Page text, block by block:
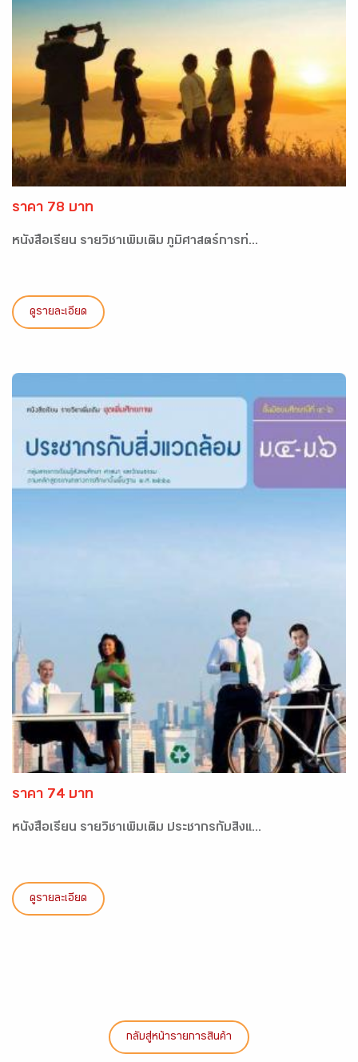
ราคา 78 บาท
หนังสือเรียน รายวิชาเพิ่มเติม ภูมิศาสตร์การท่...
ดูรายละเอียด
ราคา 74 บาท
หนังสือเรียน รายวิชาเพิ่มเติม ประชากรกับสิ่งแ...
ดูรายละเอียด
กลับสู่หน้ารายการสินค้า